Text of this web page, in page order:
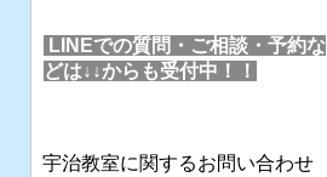
LINEでの質問・ご相談・予約な
どは↓↓からも受付中！！
宇治教室に関するお問い合わせ